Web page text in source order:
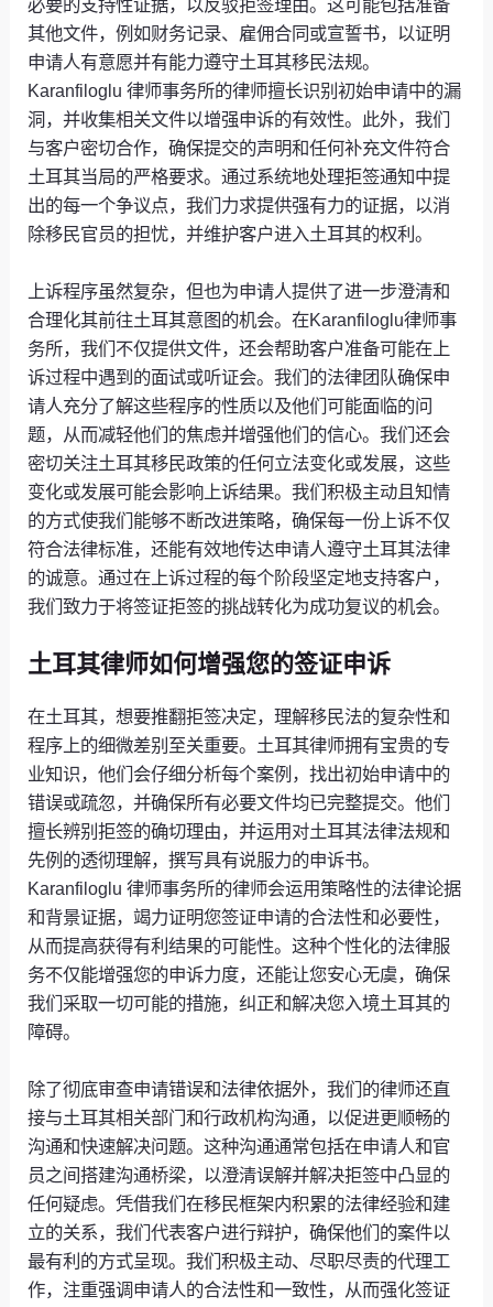
必要的支持性证据，以反驳拒签理由。这可能包括准备
其他文件，例如财务记录、雇佣合同或宣誓书，以证明
申请人有意愿并有能力遵守土耳其移民法规。
Karanfiloglu 律师事务所的律师擅长识别初始申请中的漏
洞，并收集相关文件以增强申诉的有效性。此外，我们
与客户密切合作，确保提交的声明和任何补充文件符合
土耳其当局的严格要求。通过系统地处理拒签通知中提
出的每一个争议点，我们力求提供强有力的证据，以消
除移民官员的担忧，并维护客户进入土耳其的权利。
上诉程序虽然复杂，但也为申请人提供了进一步澄清和
合理化其前往土耳其意图的机会。在Karanfiloglu律师事
务所，我们不仅提供文件，还会帮助客户准备可能在上
诉过程中遇到的面试或听证会。我们的法律团队确保申
请人充分了解这些程序的性质以及他们可能面临的问
题，从而减轻他们的焦虑并增强他们的信心。我们还会
密切关注土耳其移民政策的任何立法变化或发展，这些
变化或发展可能会影响上诉结果。我们积极主动且知情
的方式使我们能够不断改进策略，确保每一份上诉不仅
符合法律标准，还能有效地传达申请人遵守土耳其法律
的诚意。通过在上诉过程的每个阶段坚定地支持客户，
我们致力于将签证拒签的挑战转化为成功复议的机会。
土耳其律师如何增强您的签证申诉
在土耳其，想要推翻拒签决定，理解移民法的复杂性和
程序上的细微差别至关重要。土耳其律师拥有宝贵的专
业知识，他们会仔细分析每个案例，找出初始申请中的
错误或疏忽，并确保所有必要文件均已完整提交。他们
擅长辨别拒签的确切理由，并运用对土耳其法律法规和
先例的透彻理解，撰写具有说服力的申诉书。
Karanfiloglu 律师事务所的律师会运用策略性的法律论据
和背景证据，竭力证明您签证申请的合法性和必要性，
从而提高获得有利结果的可能性。这种个性化的法律服
务不仅能增强您的申诉力度，还能让您安心无虞，确保
我们采取一切可能的措施，纠正和解决您入境土耳其的
障碍。
除了彻底审查申请错误和法律依据外，我们的律师还直
接与土耳其相关部门和行政机构沟通，以促进更顺畅的
沟通和快速解决问题。这种沟通通常包括在申请人和官
员之间搭建沟通桥梁，以澄清误解并解决拒签中凸显的
任何疑虑。凭借我们在移民框架内积累的法律经验和建
立的关系，我们代表客户进行辩护，确保他们的案件以
最有利的方式呈现。我们积极主动、尽职尽责的代理工
作，注重强调申请人的合法性和一致性，从而强化签证